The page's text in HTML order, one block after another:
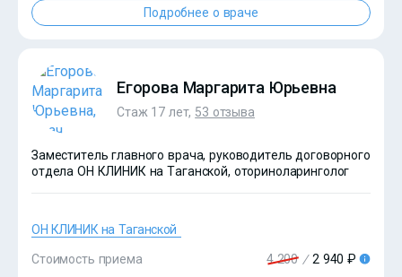
Подробнее о враче
Егорова Маргарита Юрьевна
Стаж 17 лет, 53 отзыва
Заместитель главного врача, руководитель договорного
отдела ОН КЛИНИК на Таганской, оториноларинголог
ОН КЛИНИК на Таганской
Стоимость приема 4 200 / 2 940 ₽